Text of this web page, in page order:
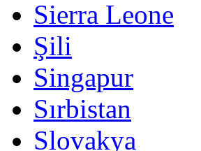
Sierra Leone
Şili
Singapur
Sırbistan
Slovakya